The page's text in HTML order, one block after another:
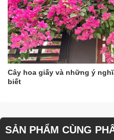
Cây hoa giấy và những ý
biết
SẢN PHẨM CÙNG